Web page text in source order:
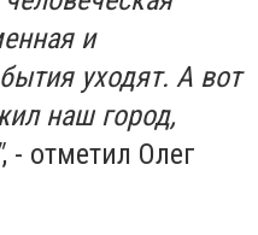
и
уходят. А вот
наш город,
, - отметил Олег